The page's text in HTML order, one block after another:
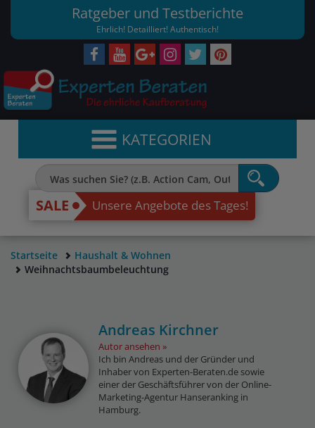
Ratgeber und Testberichte
Ehrlich! Detailliert! Authentisch!
KATEGORIEN
SALE Unsere Angebote des Tages!
Startseite
Haushalt & Wohnen
Weihnachtsbaumbeleuchtung
Andreas Kirchner
Autor ansehen
Ich bin Andreas und der Gründer und
Inhaber von Experten-Beraten.de sowie
einer der Geschäftsführer von der Online-
Marketing-Agentur Hanseranking in
Hamburg.